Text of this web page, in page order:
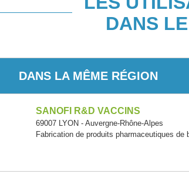
DANS
DANS LA MÊME RÉGION
SANOFI R&D VACCINS
69007 LYON - Auvergne-Rhône-Alpes
Fabrication de produits pharmaceutiques de